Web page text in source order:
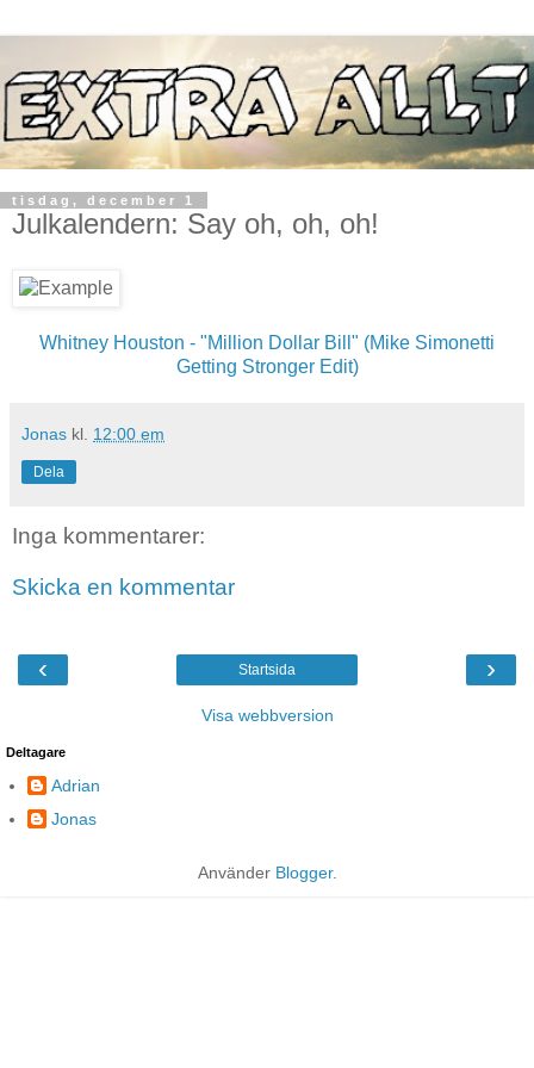
tisdag, december 1
Julkalendern: Say oh, oh, oh!
Whitney Houston - "Million Dollar Bill" (Mike Simonetti
Getting Stronger Edit)
Jonas kl. 12:00 em
Dela
Inga kommentarer:
Skicka en kommentar
‹ ›
Startsida
Visa webbversion
Deltagare
Adrian
Jonas
Använder Blogger.